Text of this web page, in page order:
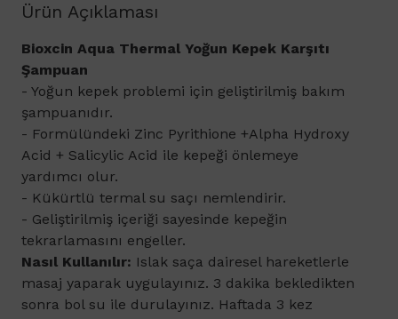
Ürün Açıklaması
Bioxcin Aqua Thermal Yoğun Kepek Karşıtı
Şampuan
- Yoğun kepek problemi için geliştirilmiş bakım
şampuanıdır.
- Formülündeki Zinc Pyrithione +Alpha Hydroxy
Acid + Salicylic Acid ile kepeği önlemeye
yardımcı olur.
- Kükürtlü termal su saçı nemlendirir.
- Geliştirilmiş içeriği sayesinde kepeğin
tekrarlamasını engeller.
Nasıl Kullanılır: Islak saça dairesel hareketlerle
masaj yaparak uygulayınız. 3 dakika bekledikten
sonra bol su ile durulayınız. Haftada 3 kez